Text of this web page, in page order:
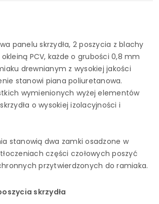
panelu skrzydła, 2 poszycia z blachy
PCV, każde o grubości 0,8 mm
drewnianym z wysokiej jakości
stanowi piana poliuretanowa.
wymienionych wyżej elementów
o wysokiej izolacyjności i
stanowią dwa zamki osadzone w
części czołowych poszyć
przytwierdzonych do ramiaka.
skrzydła